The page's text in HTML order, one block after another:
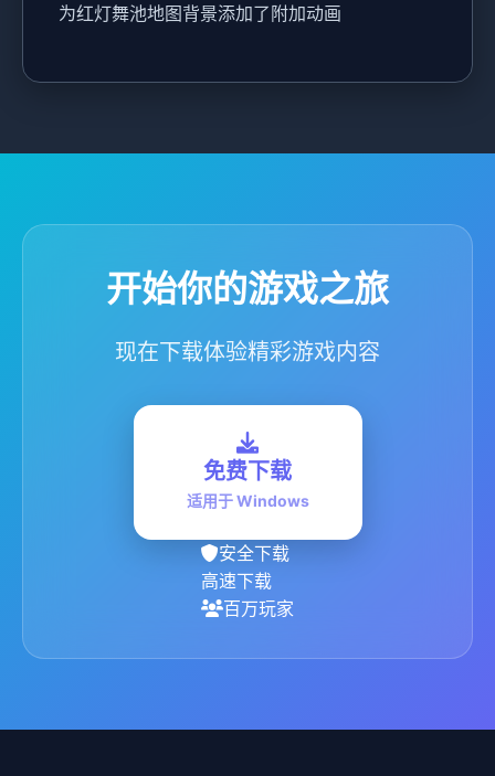
为红灯舞池地图背景添加了附加动画
开始你的游戏之旅
现在下载体验精彩游戏内容
免费下载
适用于 Windows
安全下载
高速下载
百万玩家